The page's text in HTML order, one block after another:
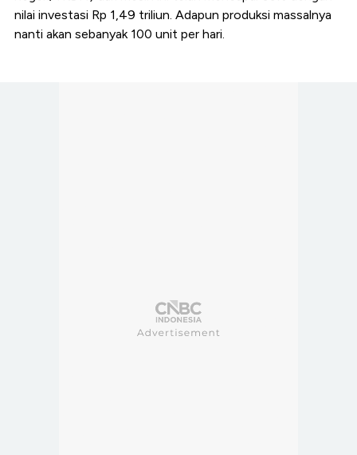
nilai investasi Rp 1,49 triliun. Adapun produksi massalnya
nanti akan sebanyak 100 unit per hari.